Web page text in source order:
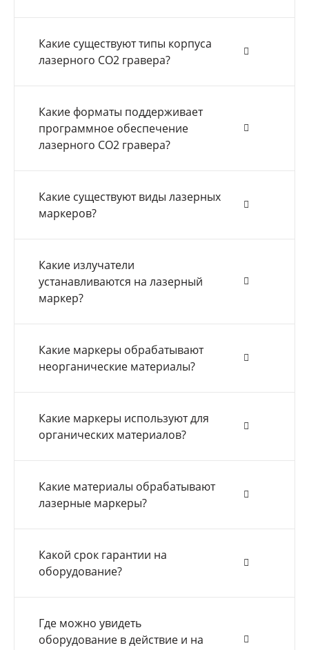
Какие существуют типы корпуса
лазерного СО2 гравера?
Какие форматы поддерживает
программное обеспечение
лазерного СО2 гравера?
Какие существуют виды лазерных
маркеров?
Какие излучатели
устанавливаются на лазерный
маркер?
Какие маркеры обрабатывают
неорганические материалы?
Какие маркеры используют для
органических материалов?
Какие материалы обрабатывают
лазерные маркеры?
Какой срок гарантии на
оборудование?
Где можно увидеть
оборудование в действие и на